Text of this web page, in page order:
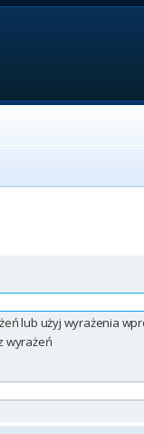
lub użyj wyrażenia
wyrażeń